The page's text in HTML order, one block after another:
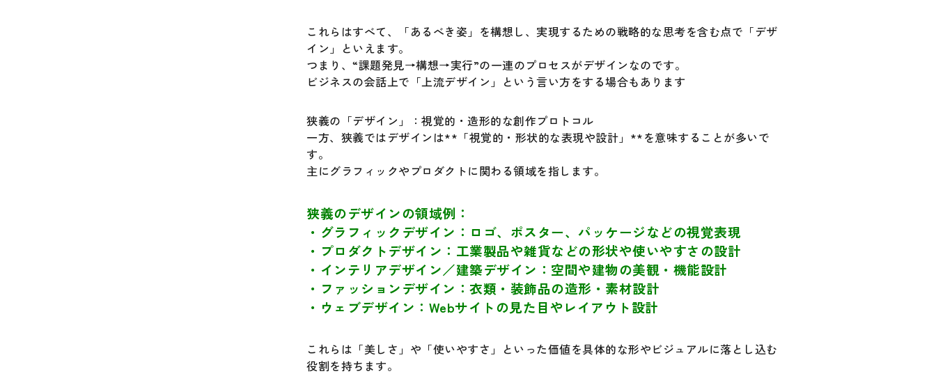
これらはすべて、「あるべき姿」を構想し、実現するための戦略的な思考を含む点で「デザ
イン」といえます。
つまり、“課題発見→構想→実行”の一連のプロセスがデザインなのです。
ビジネスの会話上で「上流デザイン」という言い方をする場合もあります
狭義の「デザイン」：視覚的・造形的な創作プロトコル
一方、狭義ではデザインは**「視覚的・形状的な表現や設計」**を意味することが多いで
す。
主にグラフィックやプロダクトに関わる領域を指します。
狭義のデザインの領域例：
・グラフィックデザイン：ロゴ、ポスター、パッケージなどの視覚表現
・プロダクトデザイン：工業製品や雑貨などの形状や使いやすさの設計
・インテリアデザイン／建築デザイン：空間や建物の美観・機能設計
・ファッションデザイン：衣類・装飾品の造形・素材設計
・ウェブデザイン：Webサイトの見た目やレイアウト設計
これらは「美しさ」や「使いやすさ」といった価値を具体的な形やビジュアルに落とし込む
役割を持ちます。